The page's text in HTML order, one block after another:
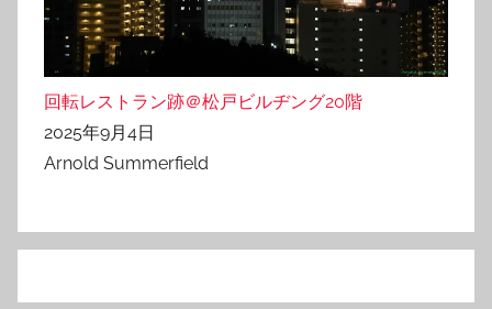
回転レストラン跡＠松戸ビルヂング20階
2025年9月4日
Arnold Summerfield